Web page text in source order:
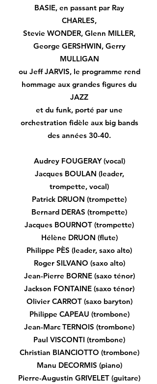
BASIE, en passant par Ray
CHARLES,
Stevie WONDER, Glenn MILLER,
George GERSHWIN, Gerry
MULLIGAN
ou Jeff JARVIS, le programme rend
hommage aux grandes figures du
JAZZ
et du funk, porté par une
orchestration fidèle aux big bands
des années 30-40.
Audrey FOUGERAY (vocal)
Jacques BOULAN (leader,
trompette, vocal)
Patrick DRUON (trompette)
Bernard DERAS (trompette)
Jacques BOURNOT (trompette)
Hélène DRUON (flute)
Philippe PÈS (leader, saxo alto)
Roger SILVANO (saxo alto)
Jean-Pierre BORNE (saxo ténor)
Jackson FONTAINE (saxo ténor)
Olivier CARROT (saxo baryton)
Philippe CAPEAU (trombone)
Jean-Marc TERNOIS (trombone)
Paul VISCONTI (trombone)
Christian BIANCIOTTO (trombone)
Manu DECORMIS (piano)
Pierre-Augustin GRIVELET (guitare)